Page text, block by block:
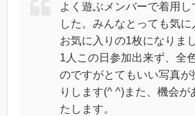
よく遊ぶメンバーで着用し
した。みんなとっても気に
お気に入りの1枚になりま
1人この日参加出来ず、全
のですがとてもいい写真が
りします(^ ^)また、機会が
たします。